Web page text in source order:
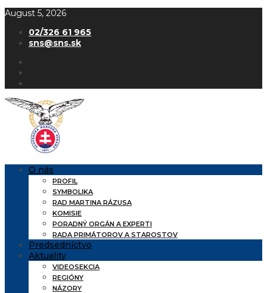
August 5, 2026
02/326 61 965
sns@sns.sk
O nás
PROFIL
SYMBOLIKA
RAD MARTINA RÁZUSA
KOMISIE
PORADNÝ ORGÁN A EXPERTI
RADA PRIMÁTOROV A STAROSTOV
Predsedníctvo
Aktuality
VIDEOSEKCIA
REGIÓNY
NÁZORY